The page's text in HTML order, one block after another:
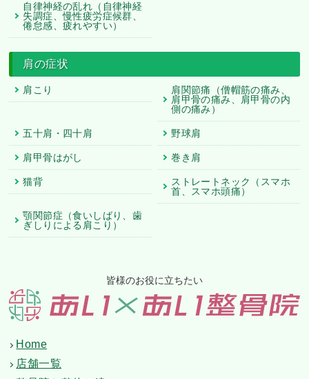
自律神経の乱れ（自律神経
失調症、慢性疲労症候群、
倦怠感、疲れやすい）
肩の症状
肩こり
肩関節痛（僧帽筋の痛み、
肩甲骨の痛み、肩甲骨の内
側の痛み）
五十肩・四十肩 野球肩
肩甲骨はがし 巻き肩
猫背
ストレートネック（スマホ
首、スマホ頭痛）
顎関節症（食いしばり、歯
ぎしりによる肩こり）
皆様のお役に立ちたい
Home
店舗一覧